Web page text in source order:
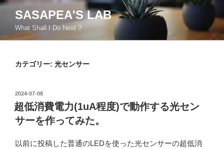
コ
ン
SASAPEA'S LAB
What Shall I Do Next ?
カテゴリー: 光センサー
投
稿
日:
2024-07-08
超低消費電力(1uA程度)で動作する光セン
サーを作ってみた。
以前に投稿した普通のLEDを使った光センサーの超低消